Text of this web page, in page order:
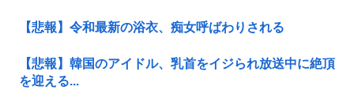
【悲報】令和最新の浴衣、痴女呼ばわりされる
【悲報】韓国のアイドル、乳首をイジられ放送中に絶頂
を迎える...